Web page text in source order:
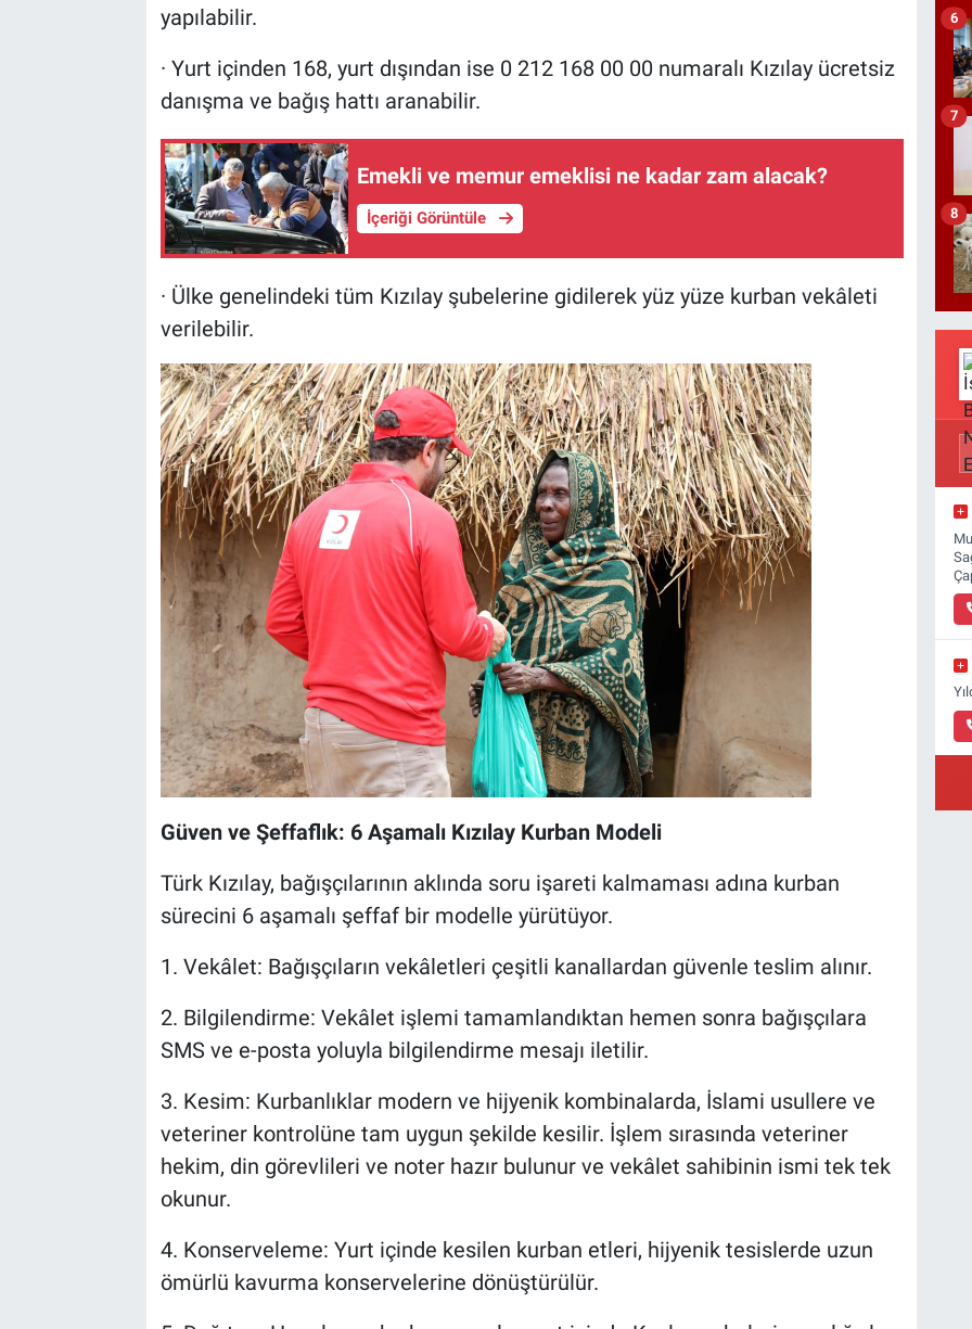
yapılabilir.
· Yurt içinden 168, yurt dışından ise 0 212 168 00 00 numaralı Kızılay ücretsiz
danışma ve bağış hattı aranabilir.
Emekli ve memur emeklisi ne kadar zam alacak?
İçeriği Görüntüle
· Ülke genelindeki tüm Kızılay şubelerine gidilerek yüz yüze kurban vekâleti
verilebilir.
Güven ve Şeffaflık: 6 Aşamalı Kızılay Kurban Modeli
Türk Kızılay, bağışçılarının aklında soru işareti kalmaması adına kurban
sürecini 6 aşamalı şeffaf bir modelle yürütüyor.
1. Vekâlet: Bağışçıların vekâletleri çeşitli kanallardan güvenle teslim alınır.
2. Bilgilendirme: Vekâlet işlemi tamamlandıktan hemen sonra bağışçılara
SMS ve e-posta yoluyla bilgilendirme mesajı iletilir.
3. Kesim: Kurbanlıklar modern ve hijyenik kombinalarda, İslami usullere ve
veteriner kontrolüne tam uygun şekilde kesilir. İşlem sırasında veteriner
hekim, din görevlileri ve noter hazır bulunur ve vekâlet sahibinin ismi tek tek
okunur.
4. Konserveleme: Yurt içinde kesilen kurban etleri, hijyenik tesislerde uzun
ömürlü kavurma konservelerine dönüştürülür.
6
7
8